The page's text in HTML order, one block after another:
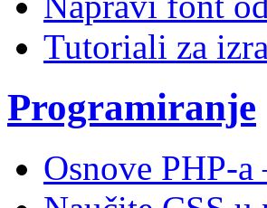
Tutoriali za
Programiranje
Osnove PHP-